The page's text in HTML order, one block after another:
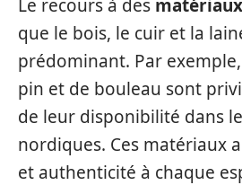
Le recours à des
que le bois, le cuir et la
prédominant. Par
pin et de bouleau sont
de leur disponibilité dans
nordiques. Ces matériaux
et authenticité à chaque